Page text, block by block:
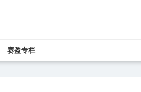
赛盈专栏